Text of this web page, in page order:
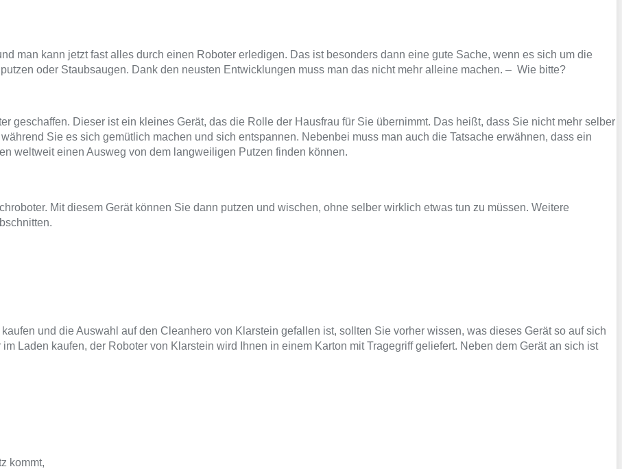
man kann jetzt fast alles durch einen Roboter erledigen. Das ist besonders dann eine gute Sache, wenn es sich um die
oder Staubsaugen. Dank den neusten Entwicklungen muss man das nicht mehr alleine machen. – Wie bitte?
geschaffen. Dieser ist ein kleines Gerät, das die Rolle der Hausfrau für Sie übernimmt. Das heißt, dass Sie nicht mehr selber
Sie es sich gemütlich machen und sich entspannen. Nebenbei muss man auch die Tatsache erwähnen, dass ein
weltweit einen Ausweg von dem langweiligen Putzen finden können.
Mit diesem Gerät können Sie dann putzen und wischen, ohne selber wirklich etwas tun zu müssen. Weitere
und die Auswahl auf den Cleanhero von Klarstein gefallen ist, sollten Sie vorher wissen, was dieses Gerät so auf sich
Laden kaufen, der Roboter von Klarstein wird Ihnen in einem Karton mit Tragegriff geliefert. Neben dem Gerät an sich ist
kommt,